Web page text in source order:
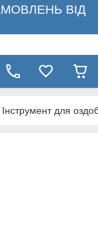
ВІД
Інструмент для